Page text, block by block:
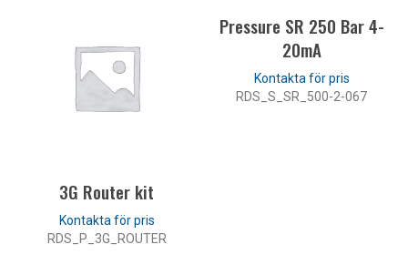
3G Router kit
RDS_P_3G_ROUTER
Pressure SR 250 Bar 4-
20mA
RDS_S_SR_500-2-067